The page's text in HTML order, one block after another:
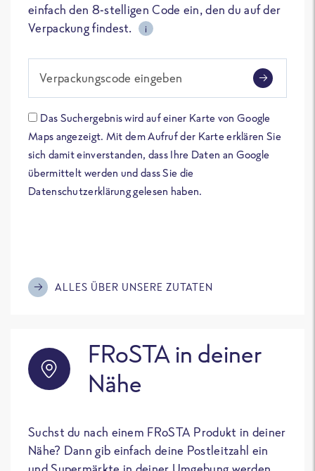
einfach den 8-stelligen Code ein, den du auf der
Verpackung findest.
i
Verpackungscode eingeben
Das Suchergebnis wird auf einer Karte von Google
Maps angezeigt. Mit dem Aufruf der Karte erklären Sie
sich damit einverstanden, dass Ihre Daten an Google
übermittelt werden und dass Sie die
Datenschutzerklärung gelesen haben.
ALLES ÜBER UNSERE ZUTATEN
FRoSTA in deiner
Nähe
Suchst du nach einem FRoSTA Produkt in deiner
Nähe? Dann gib einfach deine Postleitzahl ein